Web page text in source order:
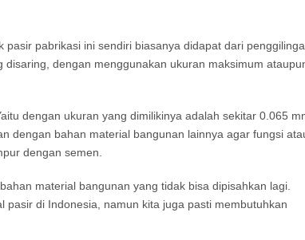
pabrikasi ini sendiri biasanya didapat dari
dengan menggunakan ukuran maksimum
dengan ukuran yang dimilikinya adalah sekitar 0.065
dengan bahan material bangunan lainnya agar fungsi
dengan semen.
material bangunan yang tidak bisa dipisahkan lagi.
di Indonesia, namun kita juga pasti membutuhkan